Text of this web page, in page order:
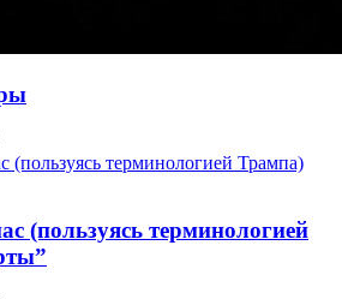
(пользуясь терминологией